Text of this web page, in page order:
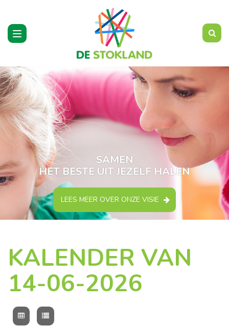
Toggle
navigation
SAMEN
HET BESTE UIT JEZELF HALEN
LEES MEER OVER ONZE VISIE
KALENDER VAN
14-06-2026